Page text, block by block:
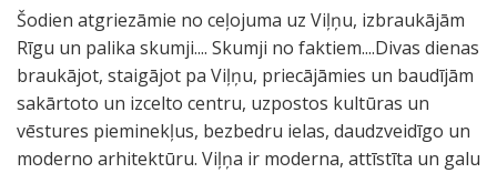
Šodien atgriezāmie no ceļojuma uz Viļņu, izbraukājām
Rīgu un palika skumji.... Skumji no faktiem....Divas dienas
braukājot, staigājot pa Viļņu, priecājāmies un baudījām
sakārtoto un izcelto centru, uzpostos kultūras un
vēstures pieminekļus, bezbedru ielas, daudzveidīgo un
moderno arhitektūru. Viļņa ir moderna, attīstīta un galu